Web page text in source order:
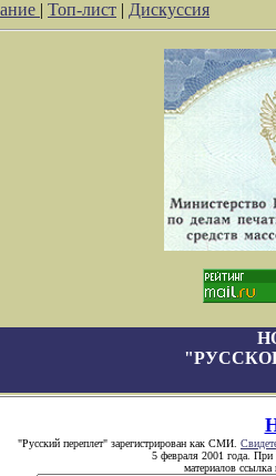
| Топ-лист | Дискуссия
"Русский переплет" зарегистрирован как СМИ.
5 февраля 2001 года. При
материалов ссылка